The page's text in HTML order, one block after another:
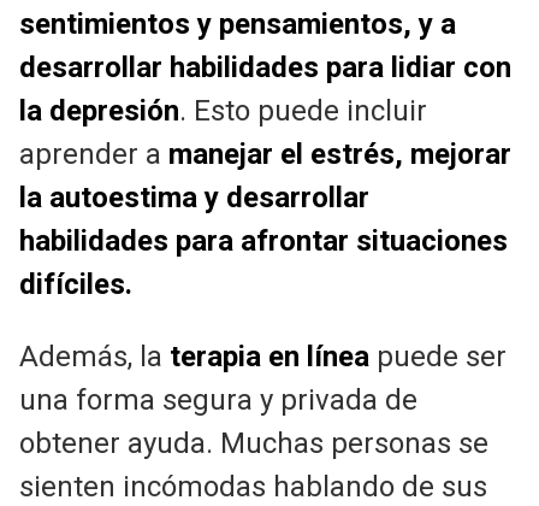
sentimientos y pensamientos, y a
desarrollar habilidades para lidiar con
la depresión. Esto puede incluir
aprender a manejar el estrés, mejorar
la autoestima y desarrollar
habilidades para afrontar situaciones
difíciles.
Además, la terapia en línea puede ser
una forma segura y privada de
obtener ayuda. Muchas personas se
sienten incómodas hablando de sus